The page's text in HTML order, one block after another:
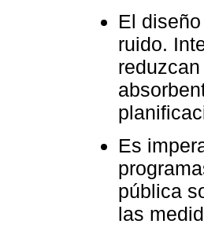
El
ruido.
Es
pública
las